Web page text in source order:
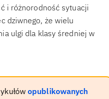
i różnorodność sytuacji
dziwnego, że wielu
ulgi dla klasy średniej w
opublikowanych